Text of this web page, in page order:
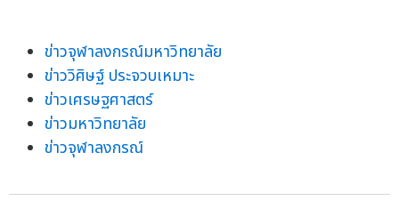
ข่าวจุฬาลงกรณ์มหาวิทยาลัย
ข่าววิศิษฐ์ ประจวบเหมาะ
ข่าวเศรษฐศาสตร์
ข่าวมหาวิทยาลัย
ข่าวจุฬาลงกรณ์